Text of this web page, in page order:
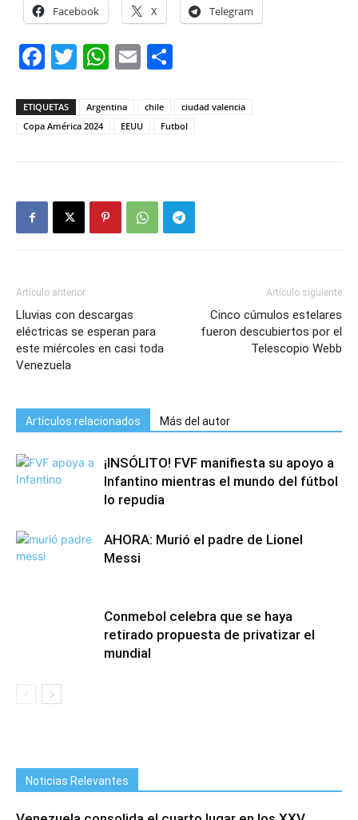
Facebook X Telegram
Facebook
Twitter
WhatsApp
Email
ETIQUETAS Argentina chile
ciudad valencia
Copa América 2024
EEUU Futbol
Artículo anterior
Lluvias con descargas
eléctricas se esperan para
este miércoles en casi toda
Venezuela
Artículo siguiente
Cinco cúmulos estelares
fueron descubiertos por el
Telescopio Webb
Artículos relacionados Más del autor
¡INSÓLITO! FVF manifiesta su apoyo a
Infantino mientras el mundo del fútbol
lo repudia
AHORA: Murió el padre de Lionel
Messi
Conmebol celebra que se haya
retirado propuesta de privatizar el
mundial
Noticias Relevantes